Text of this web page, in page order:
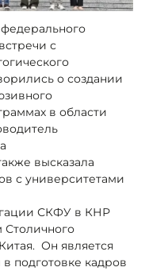
с
о создании
в области
высказала
с университетами
СКФУ в КНР
Столичного
Он является
подготовке кадров